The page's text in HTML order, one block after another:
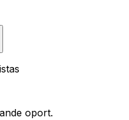
oport.